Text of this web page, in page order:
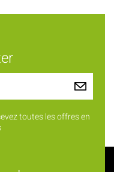
toutes les offres en